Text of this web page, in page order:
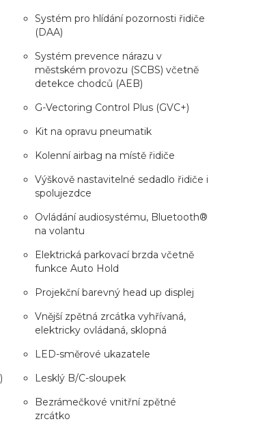
Systém pro hlídání pozornosti řidiče
(DAA)
Systém prevence nárazu v
městském provozu (SCBS) včetně
detekce chodců (AEB)
G-Vectoring Control Plus (GVC+)
Kit na opravu pneumatik
Kolenní airbag na místě řidiče
Výškově nastavitelné sedadlo řidiče i
spolujezdce
Ovládání audiosystému, Bluetooth®
na volantu
Elektrická parkovací brzda včetně
funkce Auto Hold
Projekční barevný head up displej
Vnější zpětná zrcátka vyhřívaná,
elektricky ovládaná, sklopná
LED-směrové ukazatele
Lesklý B/C-sloupek
Bezrámečkové vnitřní zpětné
zrcátko